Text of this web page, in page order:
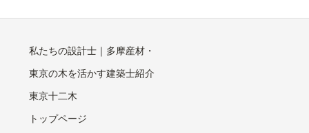
私たちの設計士｜多摩産材・
東京の木を活かす建築士紹介
東京十二木
トップページ